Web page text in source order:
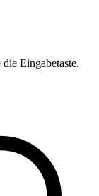
Eingabetaste.